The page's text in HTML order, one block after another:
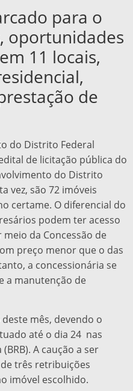
para o
oportunidades
11 locais,
de
do Distrito Federal
de licitação pública do
do Distrito
vez, são 72 imóveis
certame. O diferencial do
podem ter acesso
da Concessão de
preço menor que o das
a concessionária se
a manutenção de
mês, devendo o
até o dia 24 nas
A caução a ser
três retribuições
imóvel escolhido.